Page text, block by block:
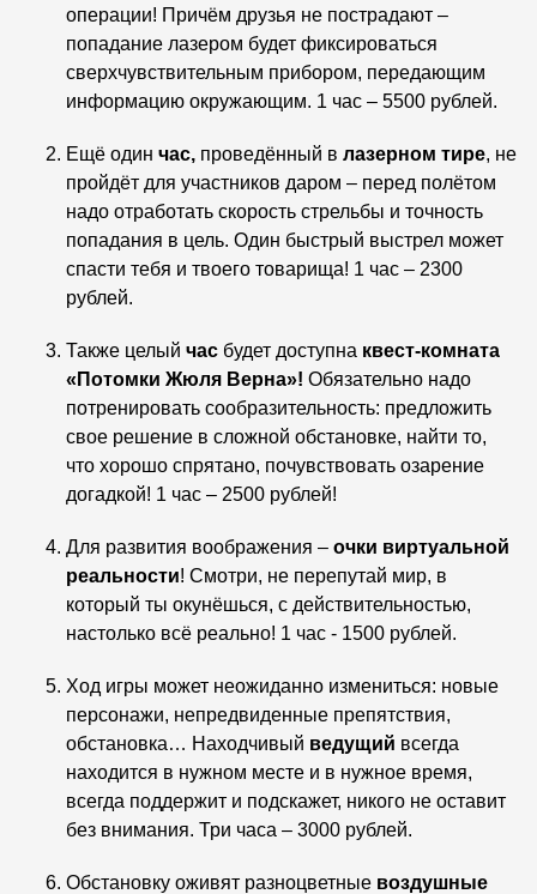
операции! Причём друзья не пострадают –
попадание лазером будет фиксироваться
сверхчувствительным прибором, передающим
информацию окружающим. 1 час – 5500 рублей.
Ещё один час, проведённый в лазерном тире, не
пройдёт для участников даром – перед полётом
надо отработать скорость стрельбы и точность
попадания в цель. Один быстрый выстрел может
спасти тебя и твоего товарища! 1 час – 2300
рублей.
Также целый час будет доступна квест-комната
«Потомки Жюля Верна»! Обязательно надо
потренировать сообразительность: предложить
свое решение в сложной обстановке, найти то,
что хорошо спрятано, почувствовать озарение
догадкой! 1 час – 2500 рублей!
Для развития воображения – очки виртуальной
реальности! Смотри, не перепутай мир, в
который ты окунёшься, с действительностью,
настолько всё реально! 1 час - 1500 рублей.
Ход игры может неожиданно измениться: новые
персонажи, непредвиденные препятствия,
обстановка… Находчивый ведущий всегда
находится в нужном месте и в нужное время,
всегда поддержит и подскажет, никого не оставит
без внимания. Три часа – 3000 рублей.
Обстановку оживят разноцветные воздушные